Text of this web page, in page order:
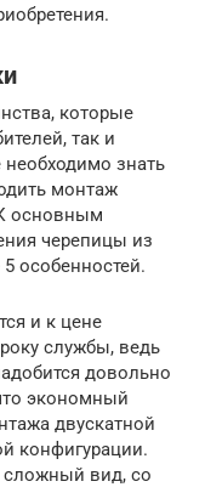
которые
так и
знать
монтаж
основным
черепицы из
особенностей.
и к цене
службы, ведь
довольно
экономный
двускатной
конфигурации.
сложный вид, со